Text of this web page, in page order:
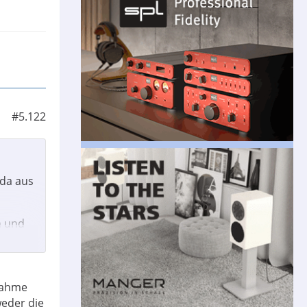
#5.122
aus
und
die